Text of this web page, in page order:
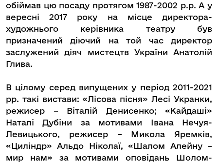
обіймав цю посаду протягом 1987-2002 р.р. А у
вересні 2017 року на місце директора-
художнього керівника театру був
призначений діючий на той час директор
заслужений діяч мистецтв України Анатолій
Глива.
В цілому серед випущених у період 2011-2021
рр. такі вистави: «Лісова пісня» Лесі Укранки,
режисер – Віталій Денисенко; «Кайдаші»
Наталі Дубіни за мотивами Івана Нечуя-
Левицького, режисер – Микола Яремків,
«Циліндр» Альдо Ніколаї, «Шалом Алейну –
мир нам» за мотивами оповідань Шолом-